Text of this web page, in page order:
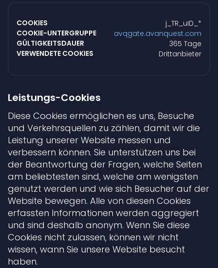
j_TR_uID_*
avqgate.avanquest.com
365 Tage
Drittanbieter
Leistungs-Cookies
Diese Cookies ermöglichen es uns, Besuche
und Verkehrsquellen zu zählen, damit wir die
Leistung unserer Website messen und
verbessern können. Sie unterstützen uns bei
der Beantwortung der Fragen, welche Seiten
am beliebtesten sind, welche am wenigsten
genutzt werden und wie sich Besucher auf der
Website bewegen. Alle von diesen Cookies
erfassten Informationen werden aggregiert
und sind deshalb anonym. Wenn Sie diese
Cookies nicht zulassen, können wir nicht
wissen, wann Sie unsere Website besucht
haben.